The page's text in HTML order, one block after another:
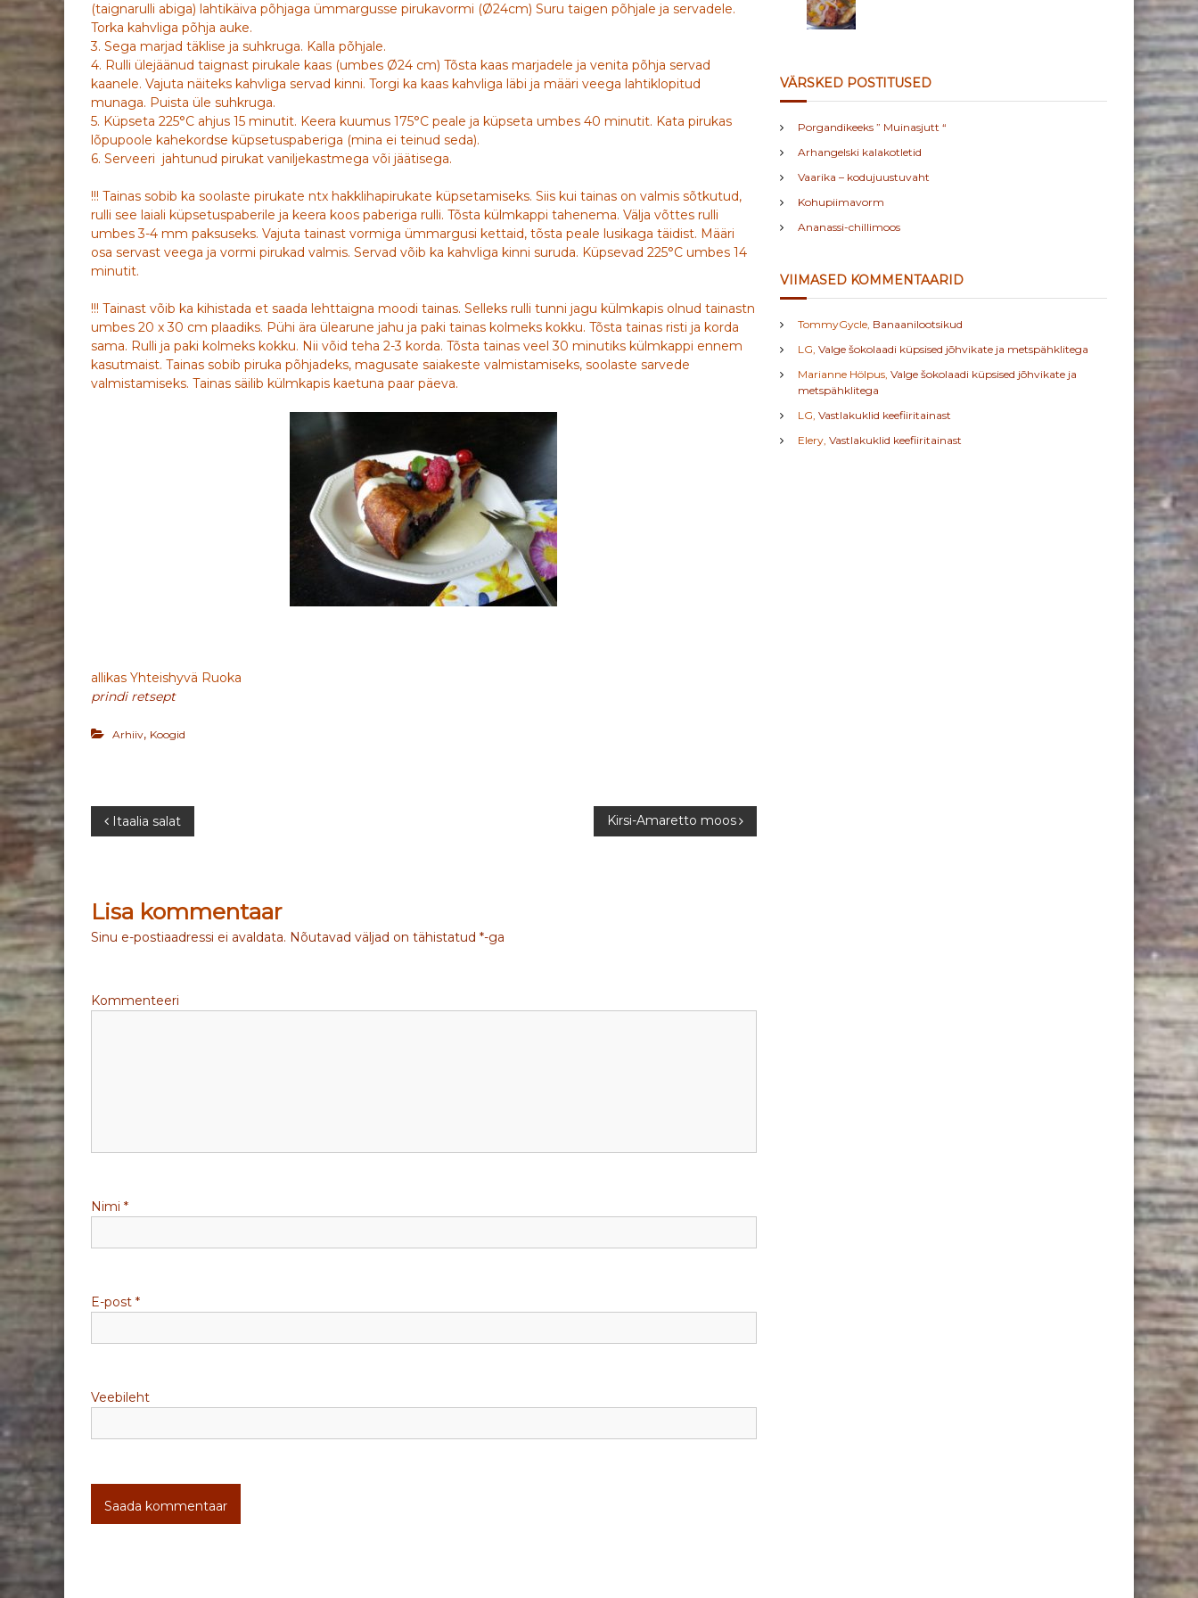
(taignarulli abiga) lahtikäiva põhjaga ümmargusse pirukavormi (Ø24cm) Suru taigen põhjale ja servadele.
Torka kahvliga põhja auke.
3. Sega marjad täklise ja suhkruga. Kalla põhjale.
4. Rulli ülejäänud taignast pirukale kaas (umbes Ø24 cm) Tõsta kaas marjadele ja venita põhja servad
kaanele. Vajuta näiteks kahvliga servad kinni. Torgi ka kaas kahvliga läbi ja määri veega lahtiklopitud
munaga. Puista üle suhkruga.
5. Küpseta 225°C ahjus 15 minutit. Keera kuumus 175°C peale ja küpseta umbes 40 minutit. Kata pirukas
lõpupoole kahekordse küpsetuspaberiga (mina ei teinud seda).
6. Serveeri jahtunud pirukat vaniljekastmega või jäätisega.
!!! Tainas sobib ka soolaste pirukate ntx hakklihapirukate küpsetamiseks. Siis kui tainas on valmis sõtkutud,
rulli see laiali küpsetuspaberile ja keera koos paberiga rulli. Tõsta külmkappi tahenema. Välja võttes rulli
umbes 3-4 mm paksuseks. Vajuta tainast vormiga ümmargusi kettaid, tõsta peale lusikaga täidist. Määri
osa servast veega ja vormi pirukad valmis. Servad võib ka kahvliga kinni suruda. Küpsevad 225°C umbes 14
minutit.
!!! Tainast võib ka kihistada et saada lehttaigna moodi tainas. Selleks rulli tunni jagu külmkapis olnud tainastn
umbes 20 x 30 cm plaadiks. Pühi ära ülearune jahu ja paki tainas kolmeks kokku. Tõsta tainas risti ja korda
sama. Rulli ja paki kolmeks kokku. Nii võid teha 2-3 korda. Tõsta tainas veel 30 minutiks külmkappi ennem
kasutmaist. Tainas sobib piruka põhjadeks, magusate saiakeste valmistamiseks, soolaste sarvede
valmistamiseks. Tainas säilib külmkapis kaetuna paar päeva.
allikas Yhteishyvä Ruoka
prindi retsept
Arhiiv, Koogid
N
v
i
i
i
e
Itaalia salat Kirsi-Amaretto moos
Lisa kommentaar
Sinu e-postiaadressi ei avaldata. Nõutavad väljad on tähistatud *-ga
Kommenteeri
Nimi *
E-post *
Veebileht
VÄRSKED POSTITUSED
Porgandikeeks ” Muinasjutt “
Arhangelski kalakotletid
Vaarika – kodujuustuvaht
Kohupiimavorm
Ananassi-chillimoos
VIIMASED KOMMENTAARID
TommyGycle, Banaanilootsikud
LG, Valge šokolaadi küpsised jõhvikate ja metspähklitega
Marianne Hölpus, Valge šokolaadi küpsised jõhvikate ja
metspähklitega
LG, Vastlakuklid keefiiritainast
Elery, Vastlakuklid keefiiritainast